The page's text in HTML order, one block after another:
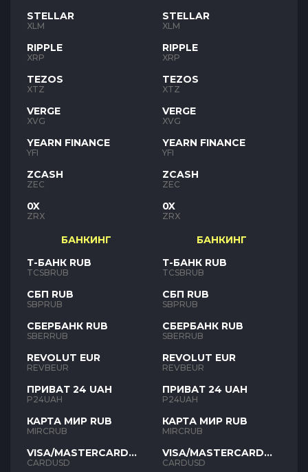
STELLAR
XLM
RIPPLE
XRP
TEZOS
XTZ
VERGE
XVG
YEARN FINANCE
YFI
ZCASH
ZEC
0X
ZRX
БАНКИНГ
Т-БАНК RUB
TCSBRUB
СБП RUB
SBPRUB
СБЕРБАНК RUB
SBERRUB
REVOLUT EUR
REVBEUR
ПРИВАТ 24 UAH
P24UAH
КАРТА МИР RUB
MIRCRUB
VISA/MASTERCARD
USD
CARDUSD
STELLAR
XLM
RIPPLE
XRP
TEZOS
XTZ
VERGE
XVG
YEARN FINANCE
YFI
ZCASH
ZEC
0X
ZRX
БАНКИНГ
Т-БАНК RUB
TCSBRUB
СБП RUB
SBPRUB
СБЕРБАНК RUB
SBERRUB
REVOLUT EUR
REVBEUR
ПРИВАТ 24 UAH
P24UAH
КАРТА МИР RUB
MIRCRUB
VISA/MASTERCARD
USD
CARDUSD